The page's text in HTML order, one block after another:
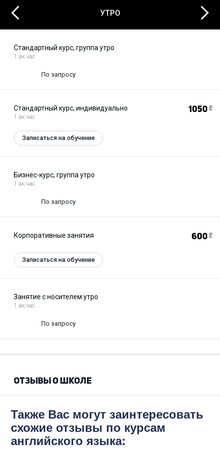
Previous УТРО
Стандартный курс, группа утро
1 ак.час
По запросу
Стандартный курс, индивидуально
1 ак.час
1050 Р
Записаться на обучение
Бизнес-курс, группа утро
1 ак.час
По запросу
Корпоративные занятия 600 Р
Записаться на обучение
Занятие с носителем утро
1 ак.час
По запросу
Next
ОТЗЫВЫ О ШКОЛЕ
Также Вас могут заинтересовать
схожие отзывы по курсам
английского языка: